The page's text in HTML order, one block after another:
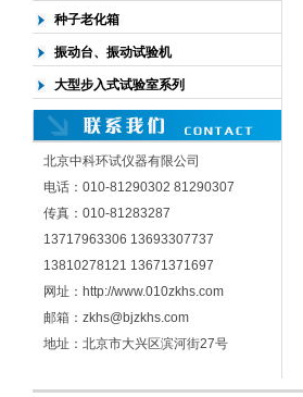
种子老化箱
振动台、振动试验机
大型步入式试验室系列
北京中科环试仪器有限公司
电话：010-81290302 81290307
传真：010-81283287
13717963306 13693307737
13810278121 13671371697
网址：http://www.010zkhs.com
邮箱：zkhs@bjzkhs.com
地址：北京市大兴区滨河街27号